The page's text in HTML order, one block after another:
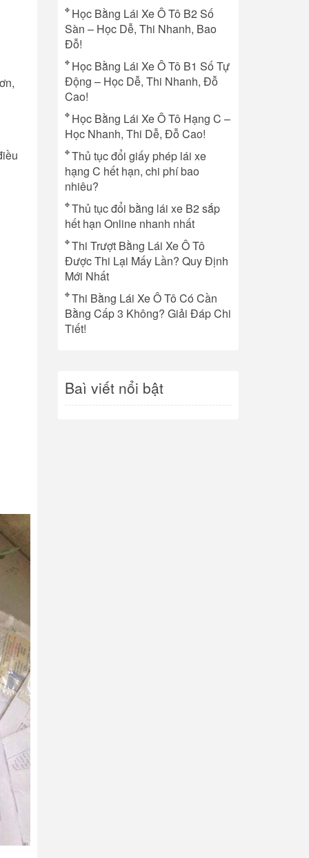
Học Bằng Lái Xe Ô Tô B2 Số
Sàn – Học Dễ, Thi Nhanh, Bao
Đỗ!
Học Bằng Lái Xe Ô Tô B1 Số Tự
Động – Học Dễ, Thi Nhanh, Đỗ
Cao!
Học Bằng Lái Xe Ô Tô Hạng C –
Học Nhanh, Thi Dễ, Đỗ Cao!
Thủ tục đổi giấy phép lái xe
hạng C hết hạn, chi phí bao
nhiêu?
Thủ tục đổi bằng lái xe B2 sắp
hết hạn Online nhanh nhất
Thi Trượt Bằng Lái Xe Ô Tô
Được Thi Lại Mấy Lần? Quy Định
Mới Nhất
Thi Bằng Lái Xe Ô Tô Có Cần
Bằng Cấp 3 Không? Giải Đáp Chi
Tiết!
Baì viết nổi bật